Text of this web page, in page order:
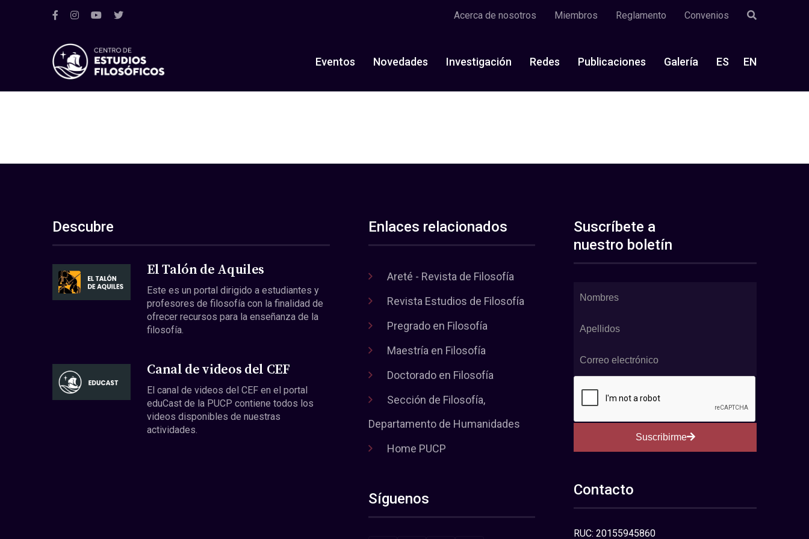
Acerca de nosotros Miembros Reglamento Convenios
Eventos Novedades Investigación Redes Publicaciones Galería ES EN
Descubre
El Talón de Aquiles
Este es un portal dirigido a estudiantes y
profesores de filosofía con la finalidad de
ofrecer recursos para la enseñanza de la
filosofía.
Canal de videos del CEF
El canal de videos del CEF en el portal
eduCast de la PUCP contiene todos los
videos disponibles de nuestras
actividades.
Enlaces relacionados
Areté - Revista de Filosofía
Revista Estudios de Filosofía
Pregrado en Filosofía
Maestría en Filosofía
Doctorado en Filosofía
Sección de Filosofía,
Departamento de Humanidades
Home PUCP
Síguenos
Suscríbete a
nuestro boletín
Suscribirme
Contacto
RUC: 20155945860